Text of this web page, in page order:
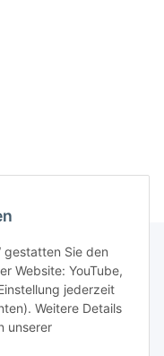
gestatten Sie den
Website: YouTube,
jederzeit
Weitere Details
unserer